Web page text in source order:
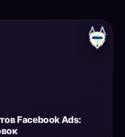
Facebook Ads: